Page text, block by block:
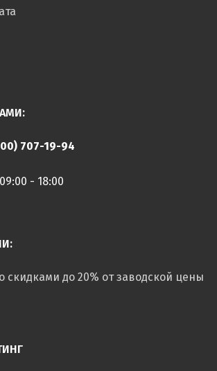
707-19-94
- 18:00
скидками до 20% от заводской цены